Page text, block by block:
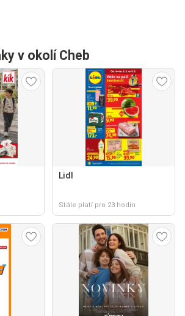
v okolí Cheb
Lidl
Stále platí pro 23 hodin